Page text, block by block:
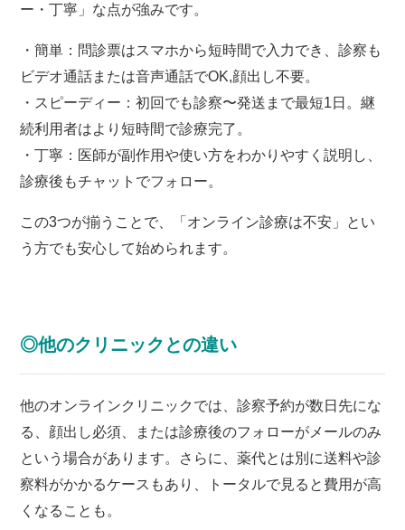
ー・丁寧」な点が強みです。
・簡単：問診票はスマホから短時間で入力でき、診察も
ビデオ通話または音声通話でOK,顔出し不要。
・スピーディー：初回でも診察〜発送まで最短1日。継
続利用者はより短時間で診療完了。
・丁寧：医師が副作用や使い方をわかりやすく説明し、
診療後もチャットでフォロー。
この3つが揃うことで、「オンライン診療は不安」とい
う方でも安心して始められます。
◎他のクリニックとの違い
他のオンラインクリニックでは、診察予約が数日先にな
る、顔出し必須、または診療後のフォローがメールのみ
という場合があります。 さらに、薬代とは別に送料や診
察料がかかるケースもあり、トータルで見ると費用が高
くなることも。